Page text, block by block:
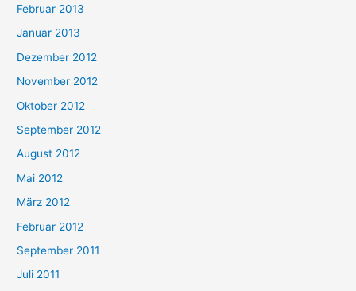
Februar 2013
Januar 2013
Dezember 2012
November 2012
Oktober 2012
September 2012
August 2012
Mai 2012
März 2012
Februar 2012
September 2011
Juli 2011